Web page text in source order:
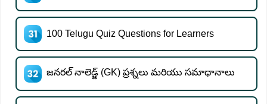
100 Telugu Quiz Questions for Learners
జనరల్ నాలెడ్జ్ (GK) ప్రశ్నలు మరియు సమాధానాలు